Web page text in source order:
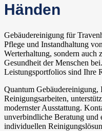
Händen
Gebäudereinigung für
Pflege und Instandhaltung
Werterhaltung, sondern auch
Gesundheit der Menschen
Leistungsportfolios sind Ihre
Quantum Gebäudereinigung,
Reinigungsarbeiten,
modernster Ausstattung.
unverbindliche Beratung und
individuellen